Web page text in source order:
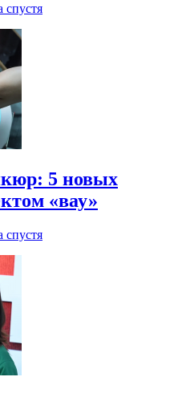
спустя
5 новых
«вау»
спустя